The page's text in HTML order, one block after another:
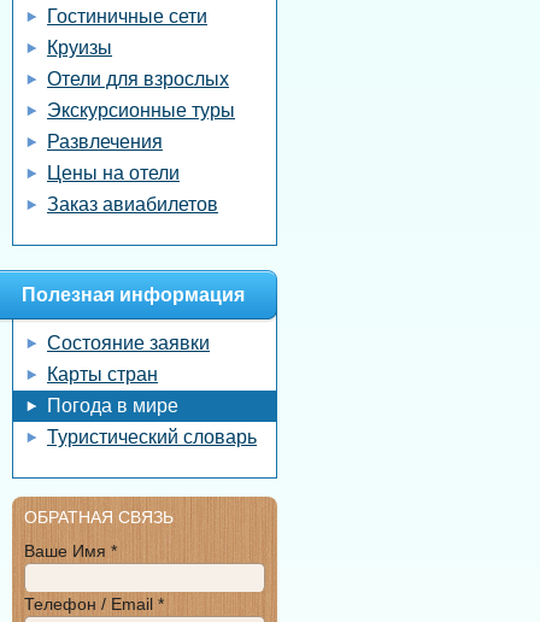
Гостиничные сети
Круизы
Отели для взрослых
Экскурсионные туры
Развлечения
Цены на отели
Заказ авиабилетов
Полезная информация
Состояние заявки
Карты стран
Погода в мире
Туристический словарь
ОБРАТНАЯ СВЯЗЬ
Ваше Имя *
Телефон / Email *